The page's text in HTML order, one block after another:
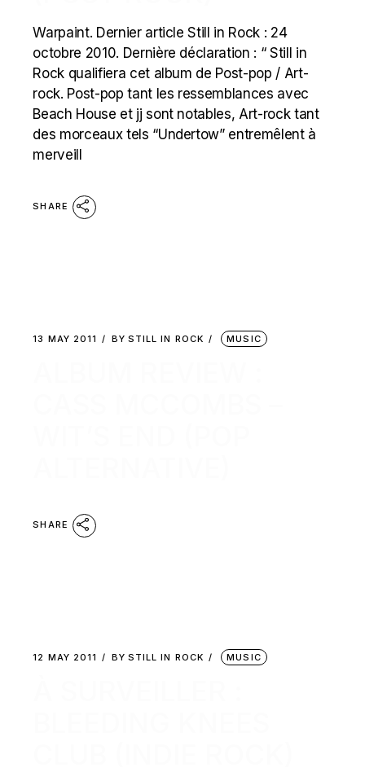
Warpaint. Dernier article Still in Rock : 24
octobre 2010. Dernière déclaration : “ Still in
Rock qualifiera cet album de Post-pop / Art-
rock. Post-pop tant les ressemblances avec
Beach House et jj sont notables, Art-rock tant
des morceaux tels “Undertow” entremêlent à
merveill
SHARE
13 MAY 2011 BY STILL IN ROCK MUSIC
SHARE
12 MAY 2011 BY STILL IN ROCK MUSIC